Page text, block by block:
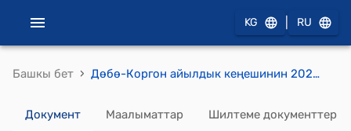
KG RU
Башкы бет › Дөбө-Коргон айылдык кеңешинин 2025-жылдын 18-июнундагы №8-5 "Дөбө-Коргон айыл өкмөтүнө караштуу Кең-Сай массивиндеги турак жай куруу үчүн берилип кеткен 180,5 га үлүш жерлерди мыйзамдаштыруу боюнча айыл өкмөтүнүн башчысы И.Абдулхакимовдун сунушу жөнүндө" токтому.
Документ Маалыматтар Шилтеме документтер